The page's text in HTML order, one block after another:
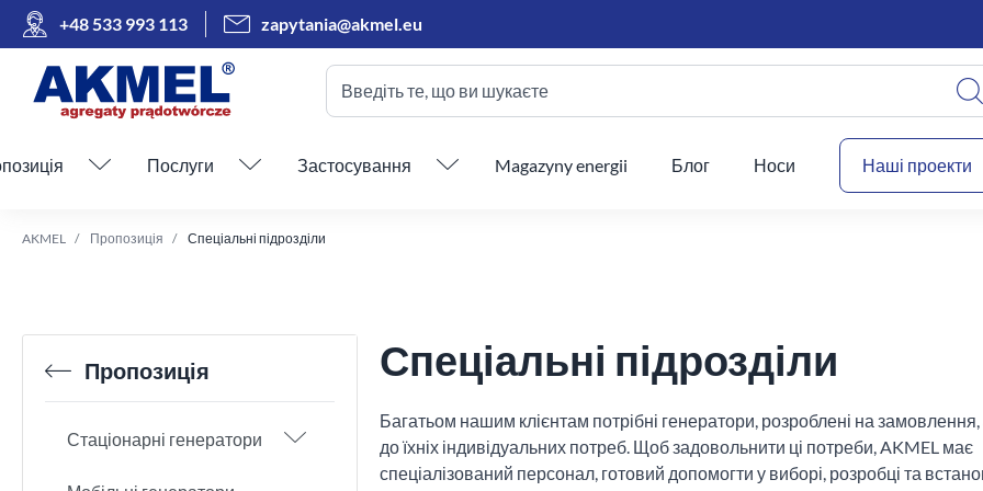
+48 533 993 113 zapytania@akmel.eu
Введіть те, що ви шукаєте
Пропустити меню
Послуги Застосування Magazyny energii Блог Носи Наші проекти
AKMEL Пропозиція Спеціальні підрозділи
Пропозиція
Стаціонарні генератори
Спеціальні підрозділи
Багатьом нашим клієнтам потрібні генератори, розроблені на замовлення,
до їхніх індивідуальних потреб. Щоб задовольнити ці потреби, AKMEL має
спеціалізований персонал, готовий допомогти у виборі, розробці та